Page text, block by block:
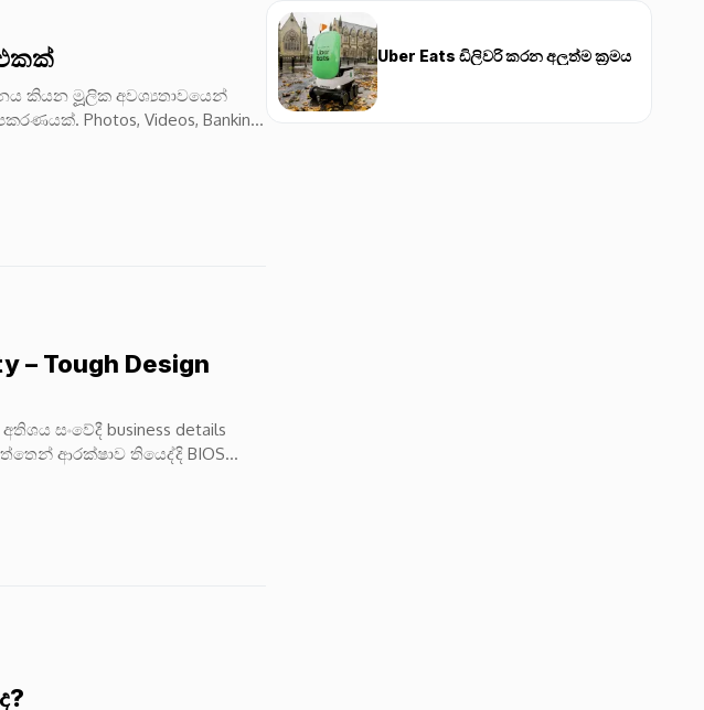
එකක්
කියන මූූූූලික අවශ්‍යතාවයෙන්
Photos, Videos, Banking,
– Tough Design
සංවේදී business details
ආරක්ෂාව තියෙද්දි BIOS
Uber Eats ඩිලිවරි කරන අලුත්ම ක්‍රමය